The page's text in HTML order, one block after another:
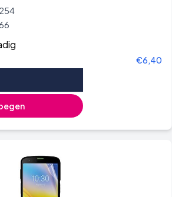
€6,40